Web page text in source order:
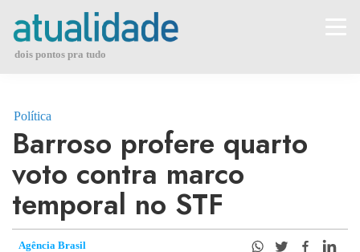
contentdois pontos pra tudo
Política
Barroso profere quarto
voto contra marco
temporal no STF
Agência Brasil